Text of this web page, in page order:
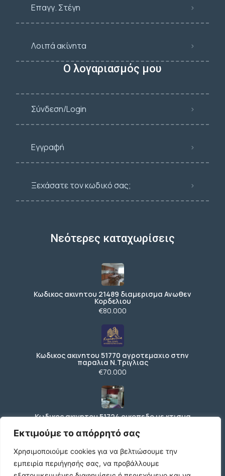
Εκτιμούμε το απόρρητό σας
Χρησιμοποιούμε cookies για να βελτιώσουμε την
εμπειρία περιήγησής σας, να προβάλλουμε
Επαγγ. Στέγη
Λοιπά ακίνητα
Ο λογαριασμός μου
Σύνδεση/Login
Εγγραφή
Ξεχάσατε τον κωδικό σας;
Νεότερες καταχωρίσεις
Κωδικος ακινητου 21489 διαμερισμα Ανωθεν
Κορδελιου
€80.000
Κωδικος ακινητου 51770 αγροτεμαχιο στην
παραλια Ν.Τριγλιας
€70.000
Κωδικος ακινητου 51724 οικοπεδο με κτισμα
€150.000